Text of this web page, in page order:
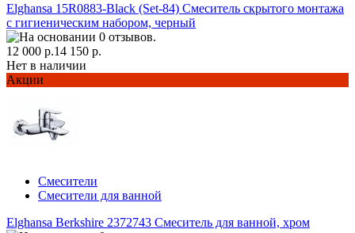
Elghansa 15R0883-Black (Set-84) Смеситель скрытого монтажа
с гигиеническим набором, черный
12 000 р.14 150 р.
Нет в наличии
Акции
Смесители
Смесители для ванной
Elghansa Berkshire 2372743 Смеситель для ванной, хром